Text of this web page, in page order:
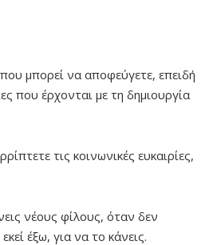
μπορεί να αποφεύγετε, επειδή
που έρχονται με τη δημιουργία
τις κοινωνικές ευκαιρίες,
νέους φίλους, όταν δεν
έξω, για να το κάνεις.